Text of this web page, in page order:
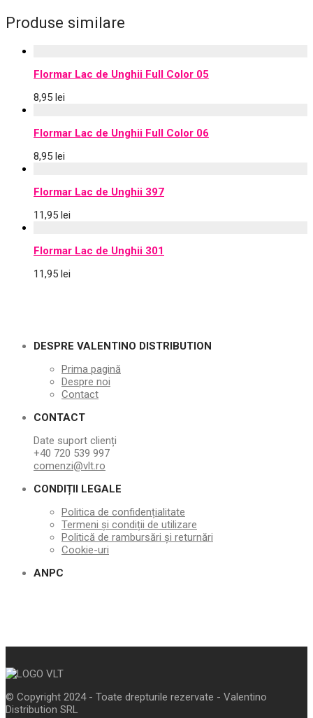
Produse similare
Flormar Lac de Unghii Full Color 05
8,95 lei
Flormar Lac de Unghii Full Color 06
8,95 lei
Flormar Lac de Unghii 397
11,95 lei
Flormar Lac de Unghii 301
11,95 lei
DESPRE VALENTINO DISTRIBUTION
Prima pagină
Despre noi
Contact
CONTACT
Date suport clienți
+40 720 539 997
comenzi@vlt.ro
CONDIȚII LEGALE
Politica de confidențialitate
Termeni și condiții de utilizare
Politică de rambursări și returnări
Cookie-uri
ANPC
© Copyright 2024 - Toate drepturile rezervate - Valentino
Distribution SRL